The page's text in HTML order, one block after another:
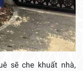
sẽ che khuất nhà,